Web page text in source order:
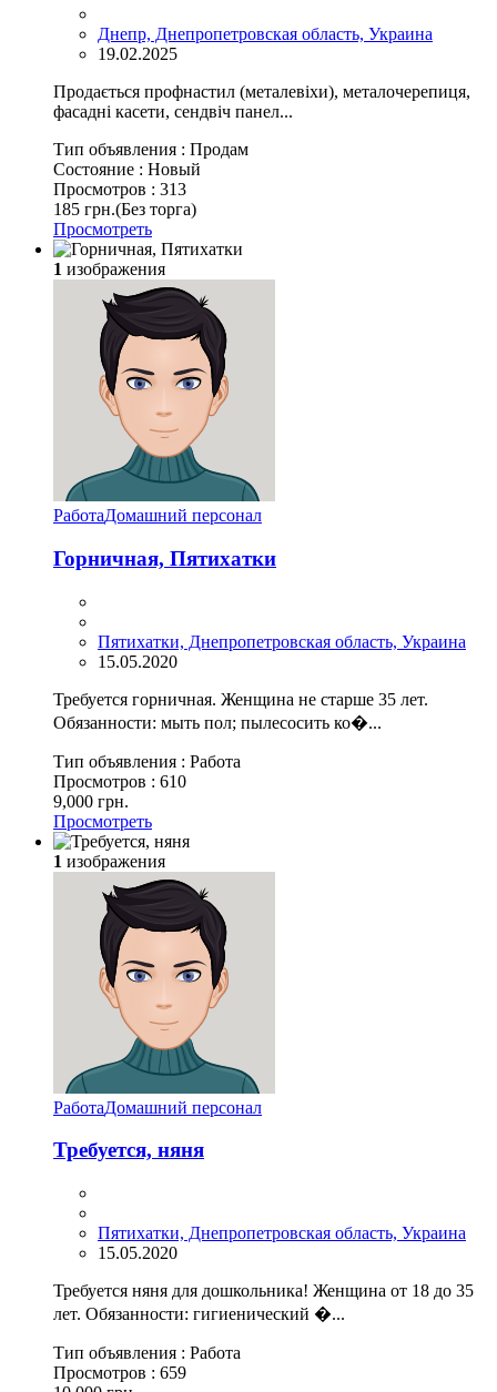
Днепр, Днепропетровская область, Украина
19.02.2025
Продається профнастил (металевіхи), металочерепиця,
фасадні касети, сендвіч панел...
Тип объявления : Продам
Состояние : Новый
Просмотров : 313
185 грн.(Без торга)
Просмотреть
1 изображения
РаботаДомашний персонал
Горничная, Пятихатки
Пятихатки, Днепропетровская область, Украина
15.05.2020
Требуется горничная. Женщина не старше 35 лет.
Обязанности: мыть пол; пылесосить ко�...
Тип объявления : Работа
Просмотров : 610
9,000 грн.
Просмотреть
1 изображения
РаботаДомашний персонал
Требуется, няня
Пятихатки, Днепропетровская область, Украина
15.05.2020
Требуется няня для дошкольника! Женщина от 18 до 35
лет. Обязанности: гигиенический �...
Тип объявления : Работа
Просмотров : 659